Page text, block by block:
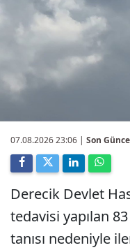
07.08.2026 23:06 | Son
Derecik Devlet
tedavisi yapılan
tanısı nedeniyle